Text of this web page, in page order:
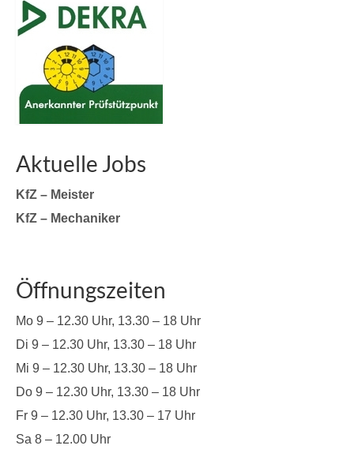
Aktuelle Jobs
KfZ – Meister
KfZ – Mechaniker
Öffnungszeiten
Mo 9 – 12.30 Uhr, 13.30 – 18 Uhr
Di 9 – 12.30 Uhr, 13.30 – 18 Uhr
Mi 9 – 12.30 Uhr, 13.30 – 18 Uhr
Do 9 – 12.30 Uhr, 13.30 – 18 Uhr
Fr 9 – 12.30 Uhr, 13.30 – 17 Uhr
Sa 8 – 12.00 Uhr